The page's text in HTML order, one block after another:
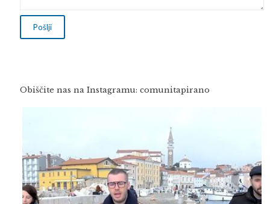
Obiščite nas na Instagramu: comunitapirano